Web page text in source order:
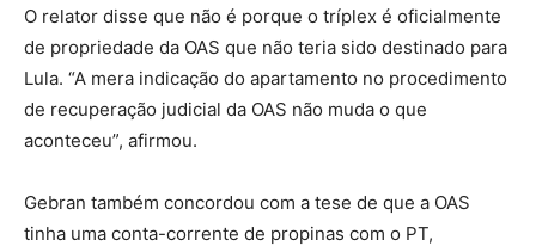
O relator disse que não é porque o tríplex é oficialmente
de propriedade da OAS que não teria sido destinado para
Lula. “A mera indicação do apartamento no procedimento
de recuperação judicial da OAS não muda o que
aconteceu”, afirmou.
Gebran também concordou com a tese de que a OAS
tinha uma conta-corrente de propinas com o PT,